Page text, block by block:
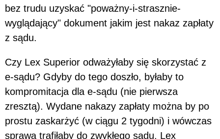
bez trudu uzyskać "poważny-i-strasznie-
wyglądający" dokument jakim jest nakaz zapłaty
z sądu.
Czy Lex Superior odważyłaby się skorzystać z
e-sądu? Gdyby do tego doszło, byłaby to
kompromitacja dla e-sądu (nie pierwsza
zresztą). Wydane nakazy zapłaty można by po
prostu zaskarżyć (w ciągu 2 tygodni) i wówczas
sprawa trafiłaby do zwykłego sądu. Lex